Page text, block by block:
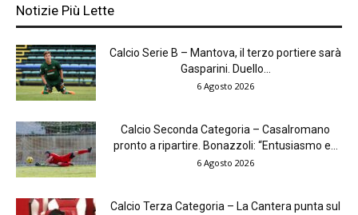
Notizie Più Lette
Calcio Serie B – Mantova, il terzo portiere sarà
Gasparini. Duello...
6 Agosto 2026
Calcio Seconda Categoria – Casalromano
pronto a ripartire. Bonazzoli: “Entusiasmo e...
6 Agosto 2026
Calcio Terza Categoria – La Cantera punta sul